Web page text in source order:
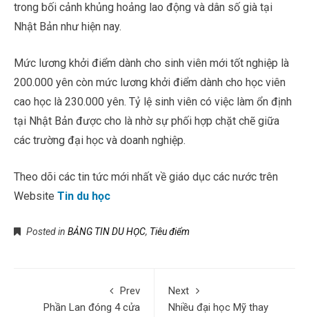
trong bối cảnh khủng hoảng lao động và dân số già tại
Nhật Bản như hiện nay.
Mức lương khởi điểm dành cho sinh viên mới tốt nghiệp là
200.000 yên còn mức lương khởi điểm dành cho học viên
cao học là 230.000 yên. Tỷ lệ sinh viên có việc làm ổn định
tại Nhật Bản được cho là nhờ sự phối hợp chặt chẽ giữa
các trường đại học và doanh nghiệp.
Theo dõi các tin tức mới nhất về giáo dục các nước trên
Website Tin du học
Posted in BẢNG TIN DU HỌC, Tiêu điểm
Prev
Phần Lan đóng 4 cửa
Next
Nhiều đại học Mỹ thay